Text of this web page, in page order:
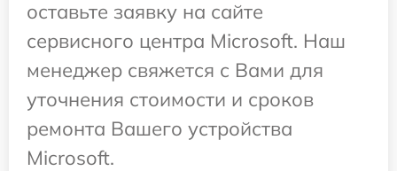
оставьте заявку на сайте
сервисного центра Microsoft. Наш
менеджер свяжется с Вами для
уточнения стоимости и сроков
ремонта Вашего устройства
Microsoft.